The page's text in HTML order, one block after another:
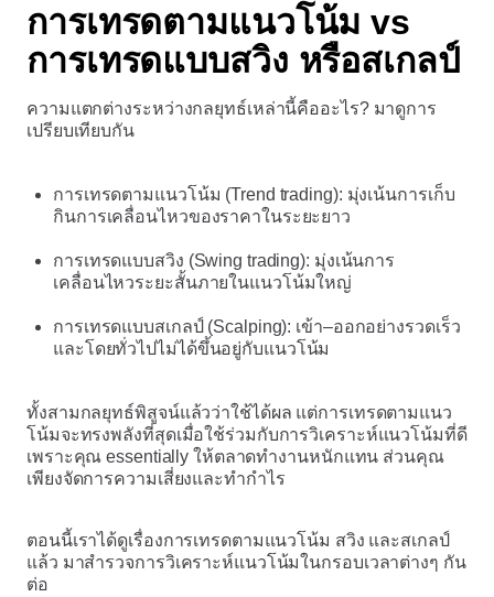
การเทรดตามแนวโน้ม vs
การเทรดแบบสวิง หรือสเกลป์
ความแตกต่างระหว่างกลยุทธ์เหล่านี้คืออะไร? มาดูการ
เปรียบเทียบกัน
การเทรดตามแนวโน้ม (Trend trading): มุ่งเน้นการเก็บ
กินการเคลื่อนไหวของราคาในระยะยาว
การเทรดแบบสวิง (Swing trading): มุ่งเน้นการ
เคลื่อนไหวระยะสั้นภายในแนวโน้มใหญ่
การเทรดแบบสเกลป์ (Scalping): เข้า–ออกอย่างรวดเร็ว
และโดยทั่วไปไม่ได้ขึ้นอยู่กับแนวโน้ม
ทั้งสามกลยุทธ์พิสูจน์แล้วว่าใช้ได้ผล แต่การเทรดตามแนว
โน้มจะทรงพลังที่สุดเมื่อใช้ร่วมกับการวิเคราะห์แนวโน้มที่ดี
เพราะคุณ essentially ให้ตลาดทำงานหนักแทน ส่วนคุณ
เพียงจัดการความเสี่ยงและทำกำไร
ตอนนี้เราได้ดูเรื่องการเทรดตามแนวโน้ม สวิง และสเกลป์
แล้ว มาสำรวจการวิเคราะห์แนวโน้มในกรอบเวลาต่างๆ กัน
ต่อ